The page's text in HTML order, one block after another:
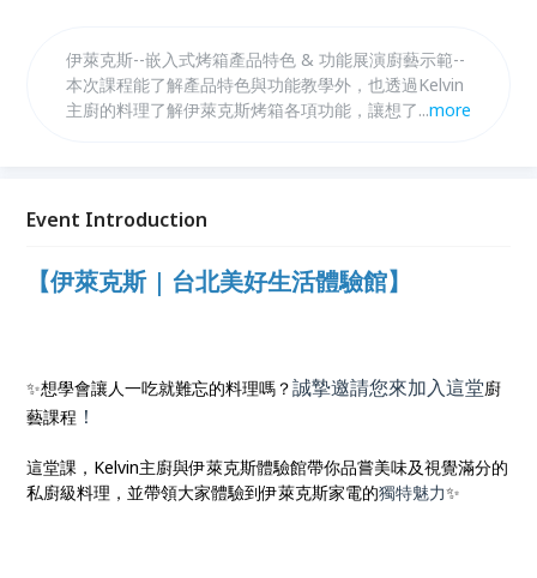
伊萊克斯--嵌入式烤箱產品特色 & 功能展演廚藝示範--
本次課程能了解產品特色與功能教學外，也透過Kelvin
主廚的料理了解伊萊克斯烤箱各項功能，讓想了解伊萊
...more
Event Introduction
【伊萊克斯 | 台北美好生活體驗館】
✨想學會讓人一吃就難忘的料理嗎？誠摯邀請您來加入這堂廚
藝課程 ！
這堂課，Kelvin主廚與伊萊克斯體驗館帶你品嘗美味及視覺滿分的
私廚級料理，並帶領大家體驗到伊萊克斯家電的獨特魅力✨